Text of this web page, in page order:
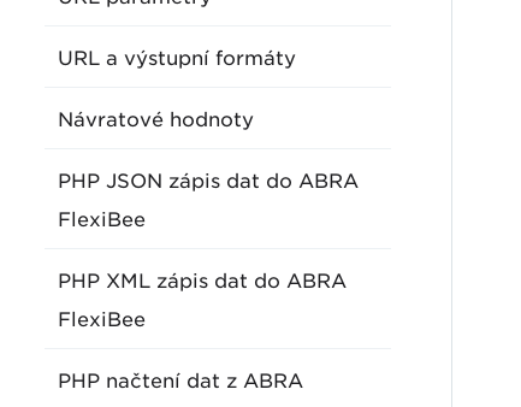
URL a výstupní formáty
Návratové hodnoty
PHP JSON zápis dat do ABRA
FlexiBee
PHP XML zápis dat do ABRA
FlexiBee
PHP načtení dat z ABRA